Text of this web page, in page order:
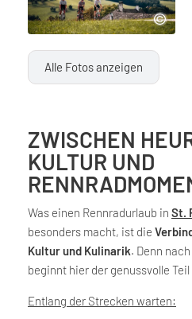
Alle Fotos anzeigen
ZWISCHEN
KULTUR UND
Was einen Rennradurlaub in St.
besonders macht, ist die
Kultur und Kulinarik. Denn
beginnt hier der genussvolle Teil
Entlang der Strecken warten: